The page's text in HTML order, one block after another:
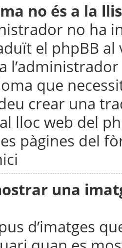
no és a la
no ha
el phpBB
que
crear una
lloc web del
pàgines del
una
d’imatges